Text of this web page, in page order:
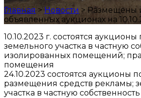
Главная >Новости > Размещены
объявленных аукционах на
10.10.2023 г. состоятся
земельного участка в частную
изолированных помещений;
помещения
24.10.2023 состоятся аукционы
размещения средств рекламы;
участка в частную собственность